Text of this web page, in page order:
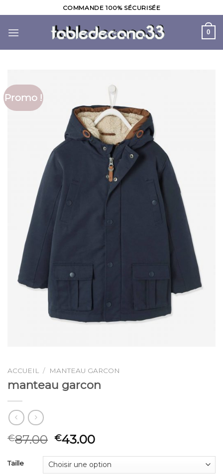
to
content
COMMANDE 100% SÉCURISÉE
0
Promo !
ACCUEIL / MANTEAU GARCON
manteau garcon
€87.00 €43.00
Taille